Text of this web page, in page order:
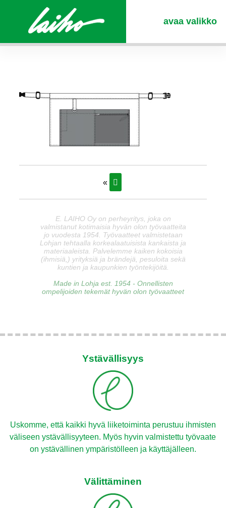
avaa valikko
«
E. LAIHO Oy on perheyritys, joka on
valmistanut kotimaisia hyvän olon työvaatteita
jo vuodesta 1954. Työvaatteet valmistetaan
Lohjan tehtaalla korkealaatuisista kankaista ja
materiaaleista. Palvelemme kaiken kokoisia
(ihmisiä,) yrityksiä ja brändejä, pesuloita sekä
kuntien ja kaupunkien työntekijöitä.
Made in Lohja est. 1954 - Onnellisten
ompelijoiden tekemät hyvän olon työvaatteet
Ystävällisyys
Uskomme, että kaikki hyvä liiketoiminta perustuu ihmisten
väliseen ystävällisyyteen. Myös hyvin valmistettu työvaate
on ystävällinen ympäristölleen ja käyttäjälleen.
Välittäminen